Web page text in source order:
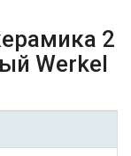
2
Werkel